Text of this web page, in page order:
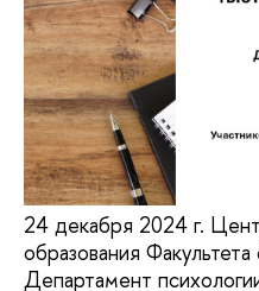
24 декабря 2024 г.
образования
Департамент